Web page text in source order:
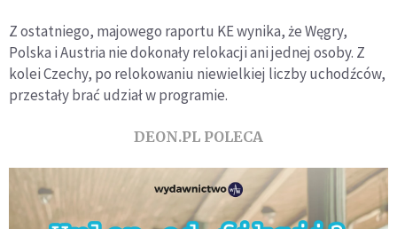
Z ostatniego, majowego raportu KE wynika, że Węgry,
Polska i Austria nie dokonały relokacji ani jednej osoby. Z
kolei Czechy, po relokowaniu niewielkiej liczby uchodźców,
przestały brać udział w programie.
DEON.PL POLECA